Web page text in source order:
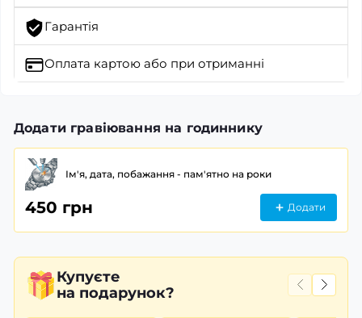
Гарантія
Оплата картою або при отриманні
Додати гравіювання на годиннику
Ім'я, дата, побажання - пам'ятно на роки
450 грн Додати
Купуєте
на подарунок?